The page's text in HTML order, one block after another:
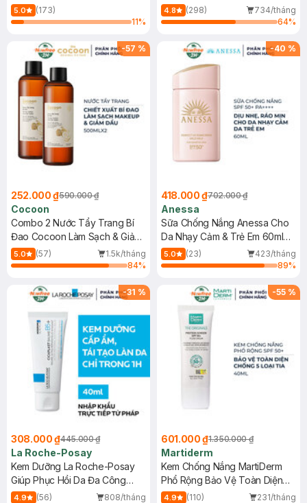
150ml
5.0
(173)
11%
4.8 (298)
734/tháng
64%
-57 %
252.000 ₫590.000 ₫
Cocoon
Combo 2 Nước Tẩy Trang Bí
Đao Cocoon Làm Sạch & Giảm
Dầu 500ml
5.0 (57)
1.5k/tháng
84%
-40 %
418.000 ₫702.000 ₫
Anessa
Sữa Chống Nắng Anessa Cho
Da Nhạy Cảm & Trẻ Em 60ml
(Mới)
5.0 (23)
423/tháng
89%
-31 %
308.000 ₫445.000 ₫
La Roche-Posay
Kem Dưỡng La Roche-Posay
Giúp Phục Hồi Da Đa Công
Dụng 40ml
4.9 (56)
808/tháng
-55 %
601.000 ₫1.350.000 ₫
Martiderm
Kem Chống Nắng MartiDerm
Phổ Rộng Bảo Vệ Toàn Diện
40ml
4.9 (110)
231/tháng